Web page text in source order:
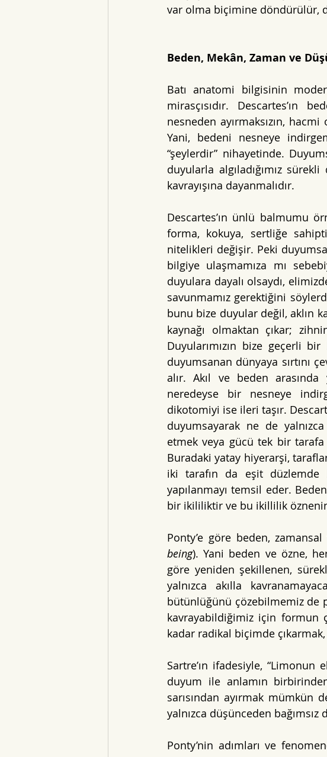
var olma biçimine döndürülür,
Beden, Mekân, Zaman ve
Batı anatomi bilgisinin
mirasçısıdır.
nesneden ayırmaksızın,
Yani, bedeni nesneye
“şeylerdir” nihayetinde.
duyularla algıladığımız
kavrayışına dayanmalıdır.
Descartes’ın ünlü balmumu
forma, kokuya, sertliğe
nitelikleri değişir. Peki
bilgiye ulaşmamıza mı
duyulara dayalı olsaydı,
savunmamız gerektiğini
bunu bize duyular değil, aklın
kaynağı olmaktan çıkar;
Duyularımızın bize geçerli
duyumsanan dünyaya sırtını
alır. Akıl ve beden
neredeyse bir nesneye
dikotomiyi ise ileri taşır.
duyumsayarak ne de
etmek veya gücü tek bir
Buradaki yatay hiyerarşi,
iki tarafın da eşit düzlemde
yapılanmayı temsil eder.
bir ikililiktir ve bu ikillilik
Ponty’e göre beden,
being). Yani beden ve özne,
göre yeniden şekillenen,
yalnızca akılla
bütünlüğünü çözebilmemiz de
kavrayabildiğimiz için formun
kadar radikal biçimde çıkarmak,
Sartre’ın ifadesiyle, “Limonun
duyum ile anlamın
sarısından ayırmak mümkün
yalnızca düşünceden
Ponty’nin adımları ve